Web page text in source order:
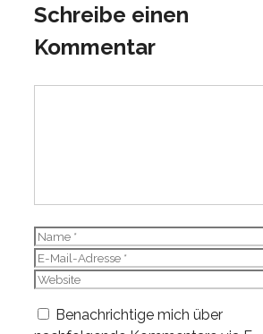
Schreibe einen
Kommentar
Name
E-
Mail-
Website
Benachrichtige mich über